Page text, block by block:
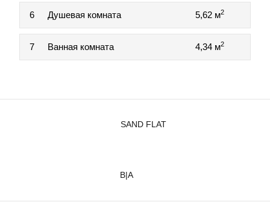
6 Душевая комната 5,62 м2
7 Ванная комната 4,34 м2
SAND FLAT
B|A